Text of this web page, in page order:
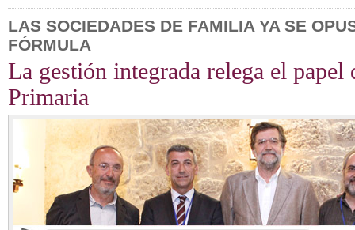
LAS SOCIEDADES DE FAMILIA YA SE
FÓRMULA
La gestión integrada relega el papel
Primaria